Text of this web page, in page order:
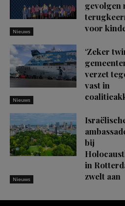
Nieuws
gevolgen
voor
Nieuws
‘Zeker
verzet
vast in
Nieuws
bij
in
zwelt aan